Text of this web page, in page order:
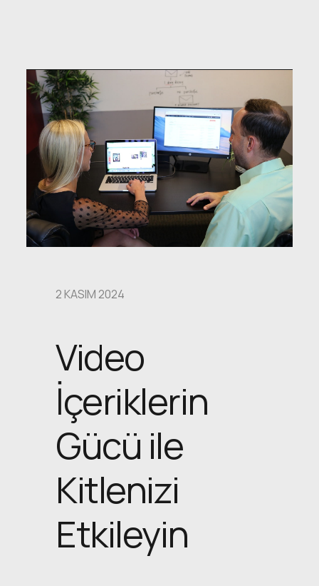
2 KASIM 2024
Video
İçeriklerin
Gücü ile
Kitlenizi
Etkileyin